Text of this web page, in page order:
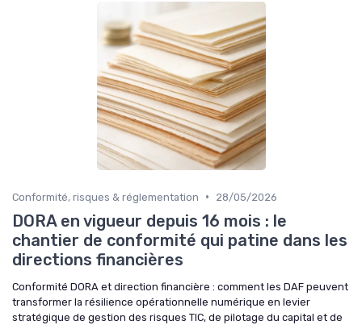
Conformité, risques & réglementation • 28/05/2026
DORA en vigueur depuis 16 mois : le
chantier de conformité qui patine dans les
directions financières
Conformité DORA et direction financière : comment les DAF peuvent
transformer la résilience opérationnelle numérique en levier
stratégique de gestion des risques TIC, de pilotage du capital et de